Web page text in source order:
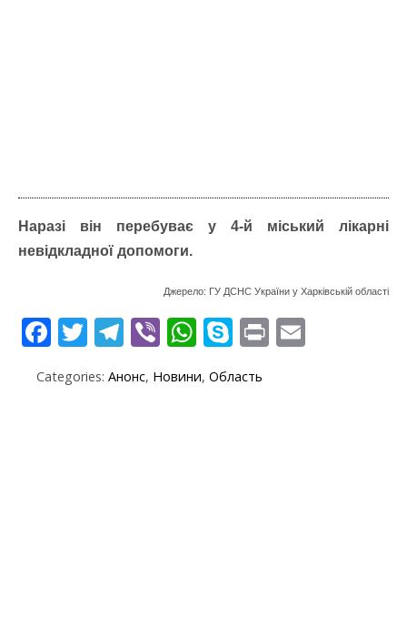
Наразі він перебуває у 4-й міський лікарні
невідкладної допомоги.
Джерело: ГУ ДСНС України у Харківській області
F
e
T
itt
T
e
Vi
er
W
at
S
y
Pr
Categories: Анонс, Новини, Область